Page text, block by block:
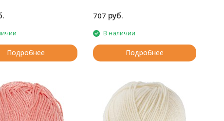
Подробнее
707 руб.
В наличии
Подробнее